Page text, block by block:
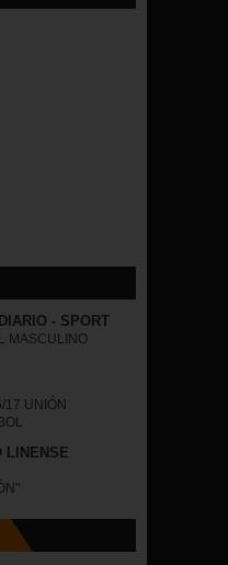
- SPORT
MASCULINO
17 UNIÓN
LINENSE